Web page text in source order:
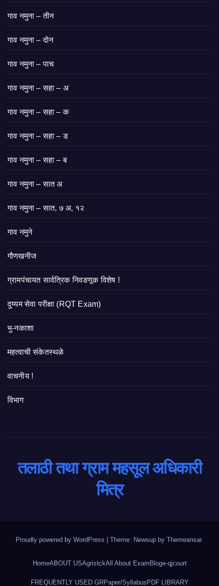
गाव नमुना – तीन
गाव नमुना – दोन
गाव नमुना – पाच
गाव नमुना – सहा – अ
गाव नमुना – सहा – क
गाव नमुना – सहा – ड
गाव नमुना – सहा – ब
गाव नमुना – सात अ
गाव नमुना – सात, ७ अ, १२
गाव नमुने
गौणखनीज
ग्रामपंचायत सार्वत्रिक निवडणूक विशेष !
दुय्यम सेवा परीक्षा (RQT Exam)
भु-नकाशा
महत्वाची संकेतस्थळे
वाचनीय !
विभाग
तलाठी तथा ग्राम महसूल अधिकारी
मित्र
Proudly powered by WordPress Theme: Newsup by Themeansar.
HomeABOUT USAgristckAll About Exam Bloge-qjcourt
FREQUENTLY USED GRPaper/Syllabus PDF LIBRARY